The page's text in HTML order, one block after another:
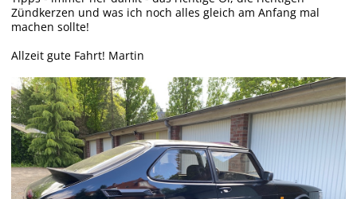
Zündkerzen und was ich noch alles gleich am Anfang mal
machen sollte!
Allzeit gute Fahrt! Martin